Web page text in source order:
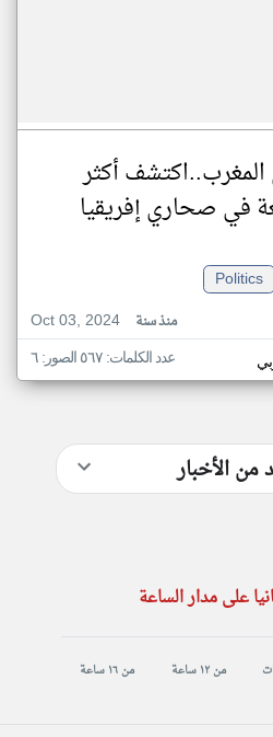
أكثر
في صحاري إفريقيا
Politics
Oct 03, 2024
منذ سنة
عدد الكلمات: ٥٦٧ الصور: ٦
من الأخبار
على مدار الساعة
من ١٢ ساعة من ١٦ ساعة